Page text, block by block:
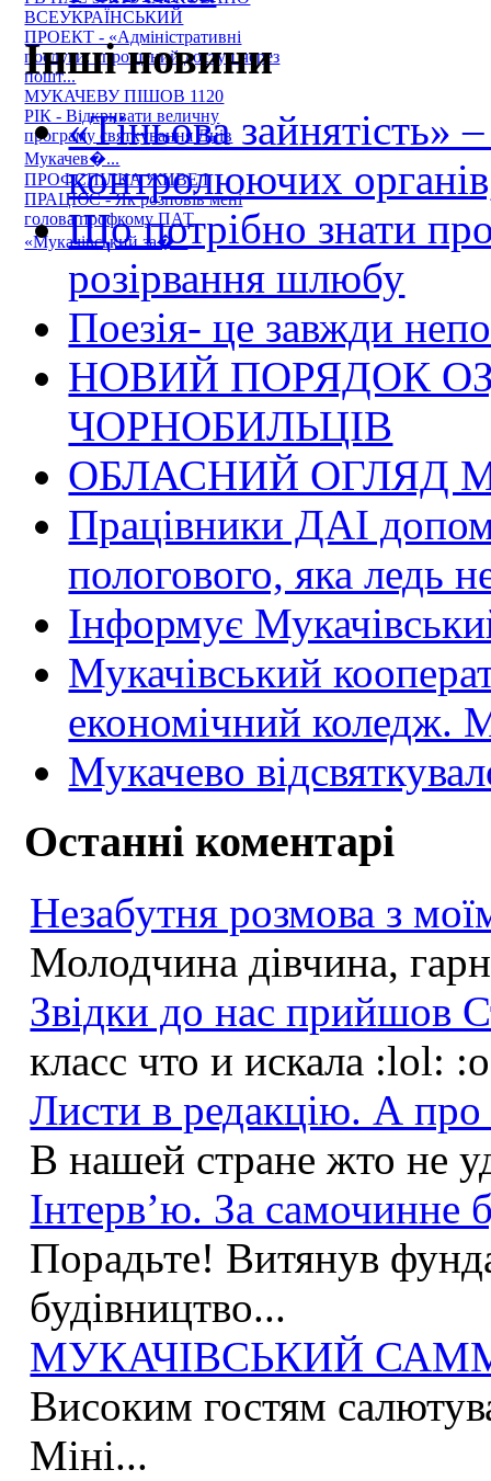
ВСЕУКРАЇНСЬКИЙ
ПРОЕКТ - «Адміністративні
послуги: спрощений доступ через
пошт...
МУКАЧЕВУ ПІШОВ 1120
РІК - Відкривати величну
програму святкування Днів
Мукачев�...
ПРОФСПІЛКА ЖИВЕ І
ПРАЦЮЄ - Як розповів мені
голова профкому ПАТ
«Мукачівський за�...
Інші новини
«Тіньова зайнятість»
контролюючих
Що потрібно знати
розірвання шлюбу
Поезія- це завжди
НОВИЙ ПОРЯДОК
ЧОРНОБИЛЬЦІВ
ОБЛАСНИЙ ОГЛЯД
Працівники ДАІ
пологового, яка ледь
Інформує
Мукачівський
економічний
Мукачево
Останні коментарі
Незабутня розмова з
Молодчина дівчина,
Звідки до нас прийшов
класс что и искала :lol:
Листи в редакцію. А
В нашей стране жто не
Інтерв’ю. За самочинне
Порадьте! Витянув
будівництво...
МУКАЧІВСЬКИЙ
Високим гостям
Міні...